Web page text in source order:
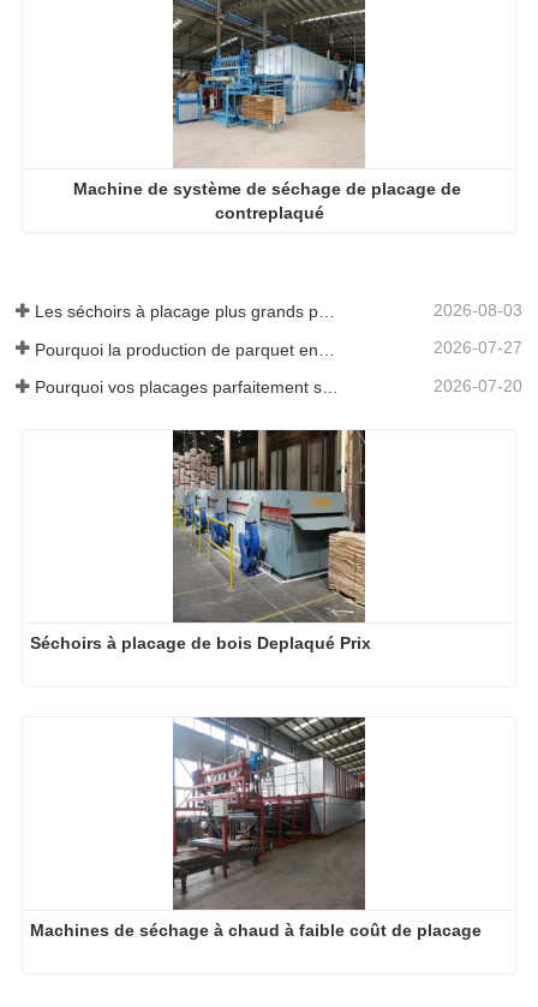
Machine de système de séchage de placage de
contreplaqué
Les séchoirs à placage plus grands permettent-ils vraiment d'économiser de l'argent ? 2026-08-03
2026-07-27
2026-07-20
Séchoirs à placage de bois Deplaqué Prix
Machines de séchage à chaud à faible coût de placage